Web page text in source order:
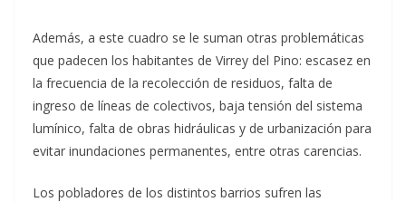
Además, a este cuadro se le suman otras problemáticas
que padecen los habitantes de Virrey del Pino: escasez en
la frecuencia de la recolección de residuos, falta de
ingreso de líneas de colectivos, baja tensión del sistema
lumínico, falta de obras hidráulicas y de urbanización para
evitar inundaciones permanentes, entre otras carencias.
Los pobladores de los distintos barrios sufren las